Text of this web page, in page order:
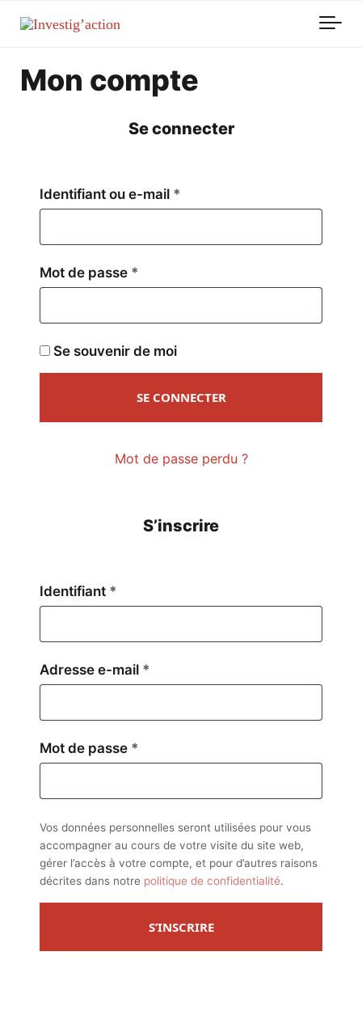
Mon compte
Se connecter
Identifiant ou e-mail *
Mot de passe *
Se souvenir de moi
SE CONNECTER
Mot de passe perdu ?
S’inscrire
Identifiant *
Adresse e-mail *
Mot de passe *
Vos données personnelles seront utilisées pour vous
accompagner au cours de votre visite du site web,
gérer l’accès à votre compte, et pour d’autres raisons
décrites dans notre politique de confidentialité.
S’INSCRIRE